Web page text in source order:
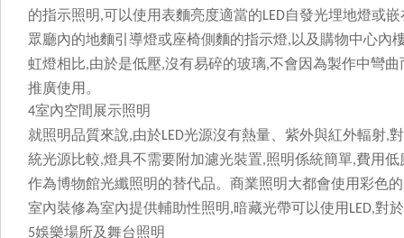
的指示照明,可以使用表麵亮度適當的LED自發光埋地燈或
眾廳內的地麵引導燈或座椅側麵的指示燈, 以及購物中心內
虹燈相比,由於是低壓,沒有易碎的玻璃,不會因為製作中彎曲
推廣使用。
4室內空間展示照明
就照明品質來說,由於LED光源沒有熱量、紫外與紅外輻射,
統光源比較,燈具不需要附加濾光裝置,照明係統簡單,費用低
作為博物館光纖照明的替代品。商業照明大都會使用彩色的
室內裝修為室內提供輔助性照明,暗藏光帶可以使用 LED,對於
5娛樂場所及舞台照明